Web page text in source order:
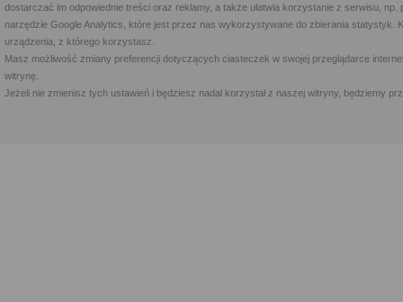
dostarczać im odpowiednie treści oraz reklamy, a także ułatwia korzystanie z serwisu,
narzędzie Google Analytics, które jest przez nas wykorzystywane do zbierania statystyk.
urządzenia, z którego korzystasz.
Masz możliwość zmiany preferencji dotyczących ciasteczek w swojej przeglądarce
witrynę.
Jeżeli nie zmienisz tych ustawień i będziesz nadal korzystał z naszej witryny, będziemy